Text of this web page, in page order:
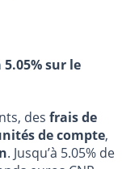
5.05% sur le
des frais de
de compte,
. Jusqu’à 5.05% de